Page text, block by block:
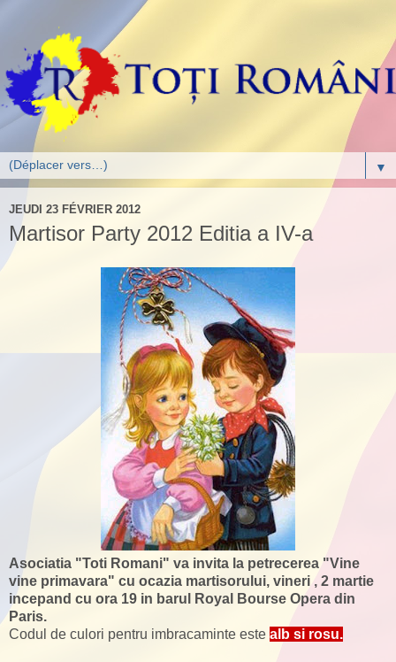
▼
JEUDI 23 FÉVRIER 2012
Martisor Party 2012 Editia a IV-a
Asociatia "Toti Romani" va invita la petrecerea "Vine
vine primavara" cu ocazia martisorului, vineri , 2 martie
incepand cu ora 19 in barul Royal Bourse Opera din
Paris.
Codul de culori pentru imbracaminte este alb si rosu.